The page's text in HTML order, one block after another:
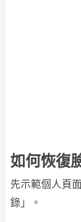
如何恢復
先示範個人頁
錄」。